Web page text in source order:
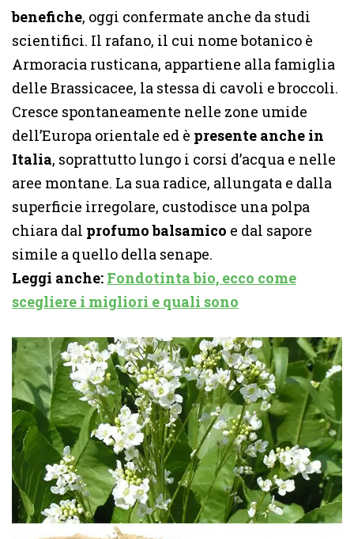
benefiche, oggi confermate anche da studi
scientifici. Il rafano, il cui nome botanico è
Armoracia rusticana, appartiene alla famiglia
delle Brassicacee, la stessa di cavoli e broccoli.
Cresce spontaneamente nelle zone umide
dell’Europa orientale ed è presente anche in
Italia, soprattutto lungo i corsi d’acqua e nelle
aree montane. La sua radice, allungata e dalla
superficie irregolare, custodisce una polpa
chiara dal profumo balsamico e dal sapore
simile a quello della senape.
Leggi anche: Fondotinta bio, ecco come
scegliere i migliori e quali sono